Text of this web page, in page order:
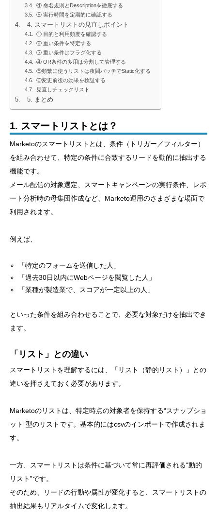
④ 命名規則とDescriptionを徹底する
⑤ 実行時間を定期的に確認する
4. スマートリストの見直しポイント
① 目的と利用頻度を確認する
② 重い条件を特定する
③ 重い条件はフラグ化する
④ OR条件の多用は分割して管理する
⑤頻繁に使うリストは夜間バッチでStatic化する
⑥変更前後の効果を検証する
見直しチェックリスト
5. まとめ
1. スマートリストとは？
Marketoのスマートリストとは、条件（トリガー／フィルター）
を組み合わせて、特定の条件に合致するリードを動的に抽出する
機能です。
メール配信の対象選定、スマートキャンペーンの実行条件、レポ
ート分析時の母集団作成など、Marketo運用のさまざまな場面で
利用されます。
例えば、
「特定のフォームを送信した人」
「過去30日以内にWebページを閲覧した人」
「業種が製造業で、スコアが一定以上の人」
といった条件を組み合わせることで、必要な対象だけを抽出でき
ます。
「リスト」との違い
スマートリストを理解するには、「リスト（静的リスト）」との
違いを押さえておく必要があります。
Marketoのリストは、特定時点の対象者を保持する“スナップショ
ット”型のリストです。基本的にはcsvのインポートで作成されま
す。
一方、スマートリストは条件に基づいて常に再評価される“動的
リスト”です。
そのため、リードの行動や属性が変化すると、スマートリストの
抽出結果もリアルタイムで変化します。